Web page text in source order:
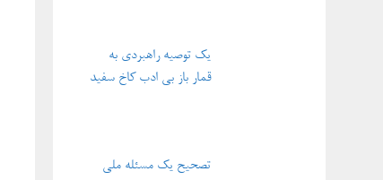
یک توصیه راهبردی به
قمار باز بی ادب کاخ سفید
تصحیح یک مسئله ملی